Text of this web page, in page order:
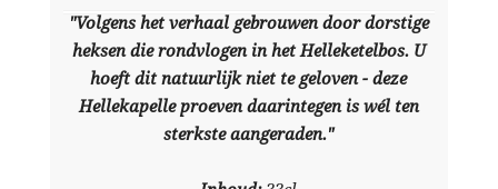
"Volgens het verhaal gebrouwen door dorstige
heksen die rondvlogen in het Helleketelbos. U
hoeft dit natuurlijk niet te geloven - deze
Hellekapelle proeven daarintegen is wél ten
sterkste aangeraden."